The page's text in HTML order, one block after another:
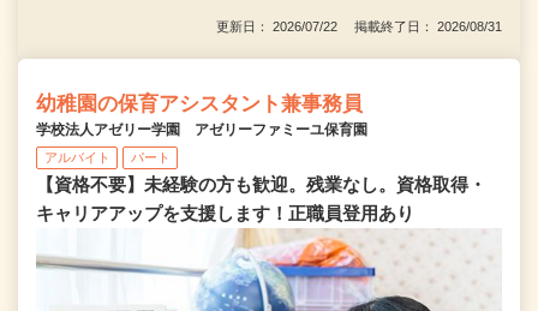
更新日： 2026/07/22 掲載終了日： 2026/08/31
幼稚園の保育アシスタント兼事務員
学校法人アゼリー学園 アゼリーファミーユ保育園
アルバイト パート
【資格不要】未経験の方も歓迎。残業なし。資格取得・
キャリアアップを支援します！正職員登用あり